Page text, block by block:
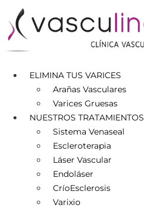
ELIMINA TUS VARICES
Arañas Vasculares
Varices Gruesas
NUESTROS TRATAMIENTOS
Sistema Venaseal
Escleroterapia
Láser Vascular
Endoláser
CríoEsclerosis
Varixio